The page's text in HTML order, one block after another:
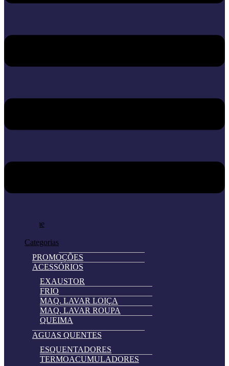
Home
Categorias
PROMOÇÕES
ACESSÓRIOS
EXAUSTOR
FRIO
MAQ. LAVAR LOIÇA
MAQ. LAVAR ROUPA
QUEIMA
AGUAS QUENTES
ESQUENTADORES
TERMOACUMULADORES